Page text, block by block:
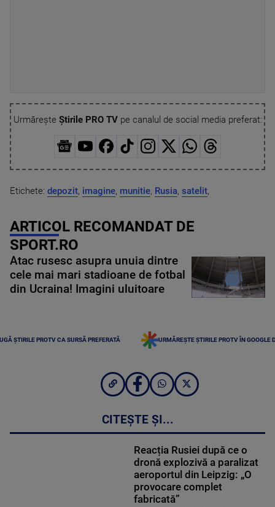
Urmărește Știrile PRO TVpe canalul de social media preferat:
Etichete: depozit, imagine, munitie, Rusia, satelit,
ARTICOL RECOMANDAT DE
SPORT.RO
Atac rusesc asupra unuia dintre
cele mai mari stadioane de fotbal
din Ucraina! Imagini uluitoare
ȘTIRILE PROTV CA SURSĂ PREFERATĂ URMĂREȘTE ȘTIRILE PROTV ÎN GOOGLE
CITEȘTE ȘI...
Reacția Rusiei după ce o
dronă explozivă a paralizat
aeroportul din Leipzig: „O
provocare complet
fabricată”